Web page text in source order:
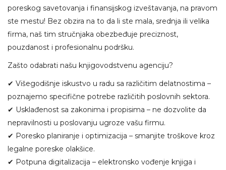
poreskog savetovanja i finansijskog izveštavanja, na pravom
ste mestu! Bez obzira na to da li ste mala, srednja ili velika
firma, naš tim stručnjaka obezbeđuje preciznost,
pouzdanost i profesionalnu podršku.
Zašto odabrati našu knjigovodstvenu agenciju?
✔ Višegodišnje iskustvo u radu sa različitim delatnostima –
poznajemo specifične potrebe različitih poslovnih sektora.
✔ Usklađenost sa zakonima i propisima – ne dozvolite da
nepravilnosti u poslovanju ugroze vašu firmu.
✔ Poresko planiranje i optimizacija – smanjite troškove kroz
legalne poreske olakšice.
✔ Potpuna digitalizacija – elektronsko vođenje knjiga i